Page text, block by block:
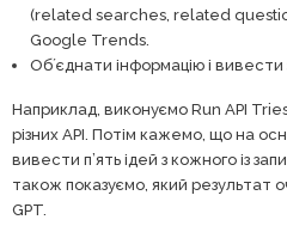
(related searches, related
Google Trends.
Обʼєднати інформацію і
Наприклад, виконуємо Run API
різних API. Потім кажемо, що на
вивести п’ять ідей з кожного із
також показуємо, який результат
GPT.